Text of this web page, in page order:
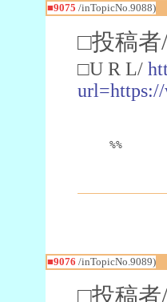
■9075 /inTopicNo.9088)
□投稿者/
□U R L/
%%
■9076 /inTopicNo.9089)
□投稿者/